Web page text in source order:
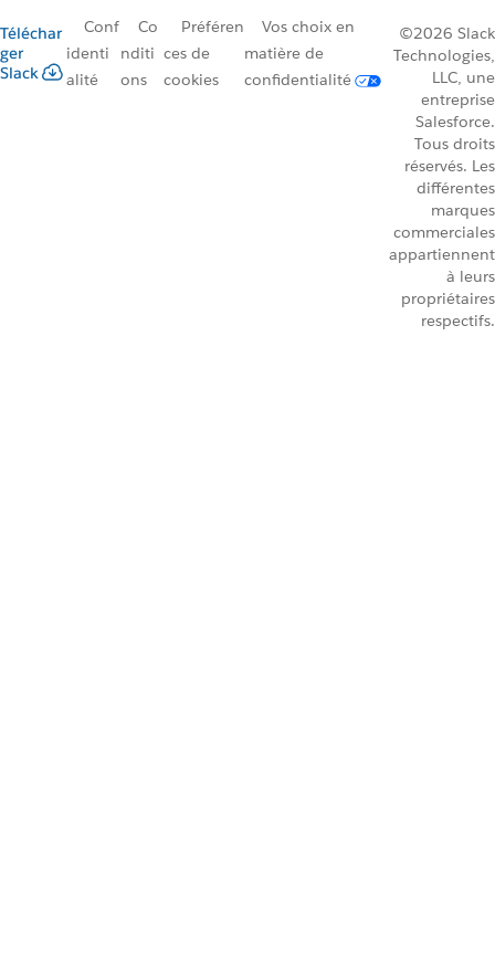
Téléchar
ger
Slack
Conf
identi
alité
Co
nditi
ons
Préféren
ces de
cookies
Vos choix en
matière de
confidentialité
©2026 Slack
Technologies,
LLC, une
entreprise
Salesforce.
Tous droits
réservés. Les
différentes
marques
commerciales
appartiennent
à leurs
propriétaires
respectifs.